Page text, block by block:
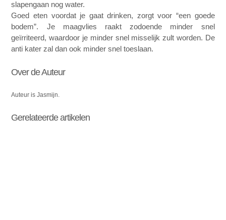
slapengaan nog water.
Goed eten voordat je gaat drinken, zorgt voor “een goede
bodem”. Je maagvlies raakt zodoende minder snel
geïrriteerd, waardoor je minder snel misselijk zult worden. De
anti kater zal dan ook minder snel toeslaan.
Over de Auteur
Auteur is Jasmijn.
Gerelateerde artikelen